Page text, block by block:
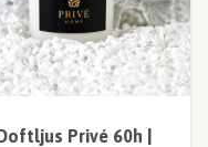
Privé 60h |